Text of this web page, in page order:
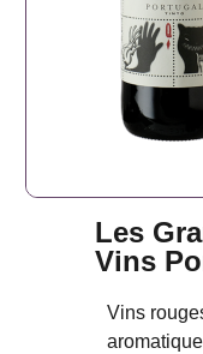
Les
Vins
Vins